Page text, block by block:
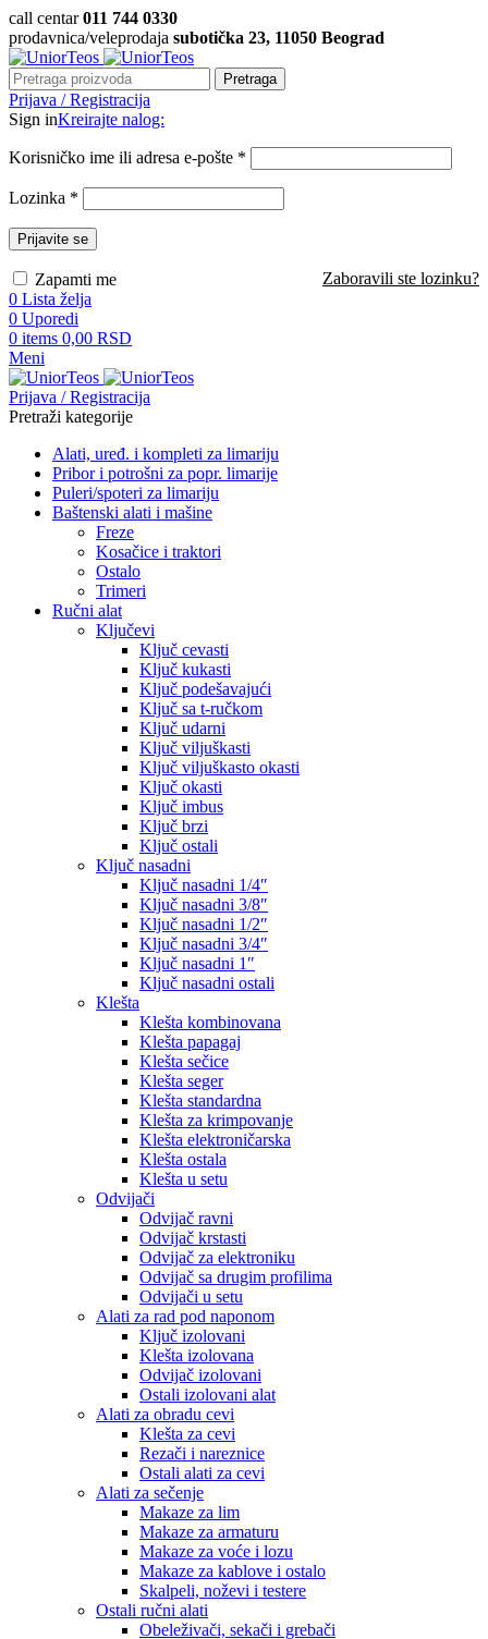
call centar011 744 0330
prodavnica/veleprodaja subotička 23, 11050 Beograd
Pretraga
Prijava / Registracija
Sign inKreirajte nalog:
Korisničko ime ili adresa e-pošte *
Lozinka *
Prijavite se
Zaboravili ste lozinku?
Zapamti me
0 Lista želja
0 Uporedi
0 items 0,00 RSD
Meni
Prijava / Registracija
Pretraži kategorije
Alati, uređ. i kompleti za limariju
Pribor i potrošni za popr. limarije
Puleri/spoteri za limariju
Baštenski alati i mašine
Freze
Kosačice i traktori
Ostalo
Trimeri
Ručni alat
Ključevi
Ključ cevasti
Ključ kukasti
Ključ podešavajući
Ključ sa t-ručkom
Ključ udarni
Ključ viljuškasti
Ključ viljuškasto okasti
Ključ okasti
Ključ imbus
Ključ brzi
Ključ ostali
Ključ nasadni
Ključ nasadni 1/4″
Ključ nasadni 3/8″
Ključ nasadni 1/2″
Ključ nasadni 3/4″
Ključ nasadni 1″
Ključ nasadni ostali
Klešta
Klešta kombinovana
Klešta papagaj
Klešta sečice
Klešta seger
Klešta standardna
Klešta za krimpovanje
Klešta elektroničarska
Klešta ostala
Klešta u setu
Odvijači
Odvijač ravni
Odvijač krstasti
Odvijač za elektroniku
Odvijač sa drugim profilima
Odvijači u setu
Alati za rad pod naponom
Ključ izolovani
Klešta izolovana
Odvijač izolovani
Ostali izolovani alat
Alati za obradu cevi
Klešta za cevi
Rezači i nareznice
Ostali alati za cevi
Alati za sečenje
Makaze za lim
Makaze za armaturu
Makaze za voće i lozu
Makaze za kablove i ostalo
Skalpeli, noževi i testere
Ostali ručni alati
Obeleživači, sekači i grebači